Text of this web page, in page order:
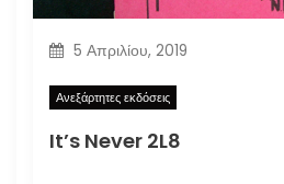
5 Απριλίου, 2019
Ανεξάρτητες εκδόσεις
It’s Never 2L8